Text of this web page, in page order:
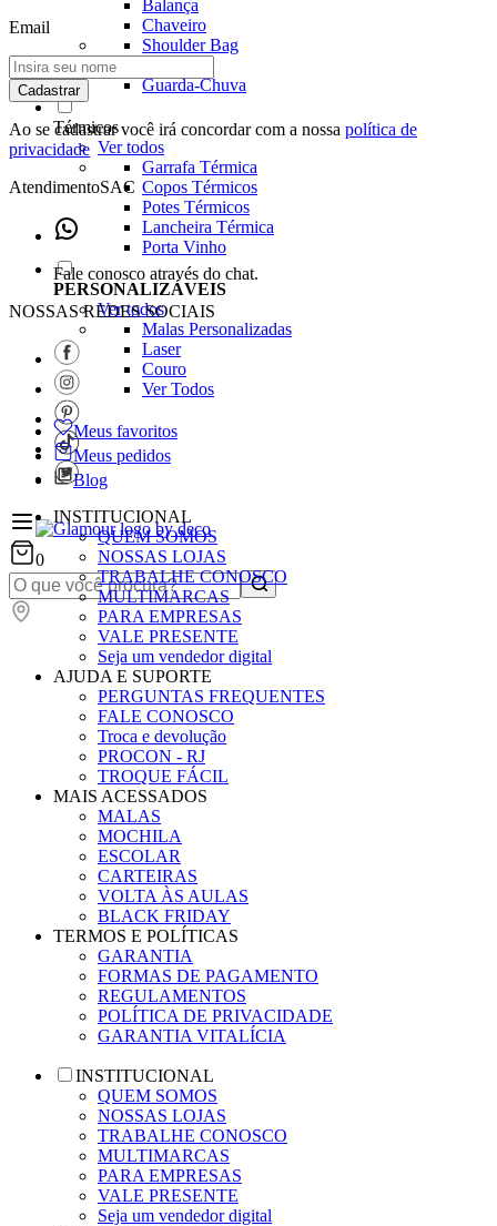
Balança
Chaveiro
Shoulder Bag
Guarda-Chuva
Térmicos
Ver todos
Garrafa Térmica
Copos Térmicos
Potes Térmicos
Lancheira Térmica
Porta Vinho
PERSONALIZÁVEIS
Ver todos
Malas Personalizadas
Laser
Couro
Ver Todos
Meus favoritos
Meus pedidos
Blog
0
Email
Cadastrar
Ao se cadastrar você irá concordar com a nossa política de
privacidade
AtendimentoSAC
Fale conosco através do chat.
NOSSAS REDES SOCIAIS
INSTITUCIONAL
QUEM SOMOS
NOSSAS LOJAS
TRABALHE CONOSCO
MULTIMARCAS
PARA EMPRESAS
VALE PRESENTE
Seja um vendedor digital
AJUDA E SUPORTE
PERGUNTAS FREQUENTES
FALE CONOSCO
Troca e devolução
PROCON - RJ
TROQUE FÁCIL
MAIS ACESSADOS
MALAS
MOCHILA
ESCOLAR
CARTEIRAS
VOLTA ÀS AULAS
BLACK FRIDAY
TERMOS E POLÍTICAS
GARANTIA
FORMAS DE PAGAMENTO
REGULAMENTOS
POLÍTICA DE PRIVACIDADE
GARANTIA VITALÍCIA
INSTITUCIONAL
QUEM SOMOS
NOSSAS LOJAS
TRABALHE CONOSCO
MULTIMARCAS
PARA EMPRESAS
VALE PRESENTE
Seja um vendedor digital